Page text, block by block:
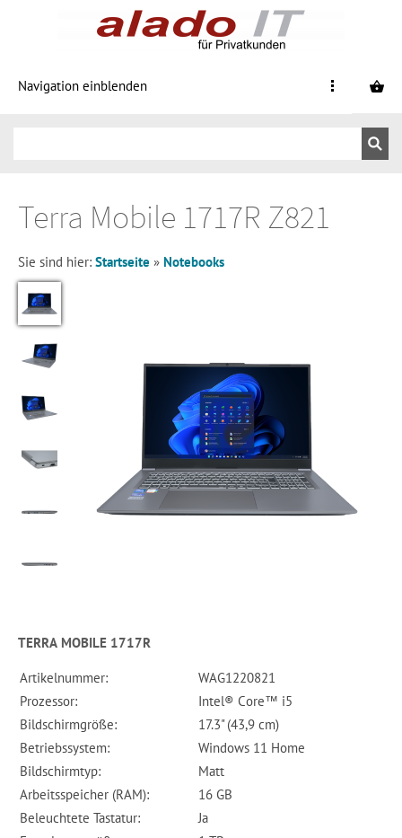
Navigation einblenden
Terra Mobile 1717R Z821
Sie sind hier: Startseite » Notebooks
TERRA MOBILE 1717R
Artikelnummer:
WAG1220821
Prozessor:
Intel® Core™ i5
Bildschirmgröße:
17.3" (43,9 cm)
Betriebssystem:
Windows 11 Home
Bildschirmtyp:
Matt
Arbeitsspeicher (RAM):
16 GB
Beleuchtete Tastatur:
Ja